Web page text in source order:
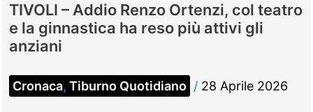
TIVOLI – Addio Renzo Ortenzi, col teatro
e la ginnastica ha reso più attivi gli
anziani
Cronaca, Tiburno Quotidiano / 28 Aprile 2026